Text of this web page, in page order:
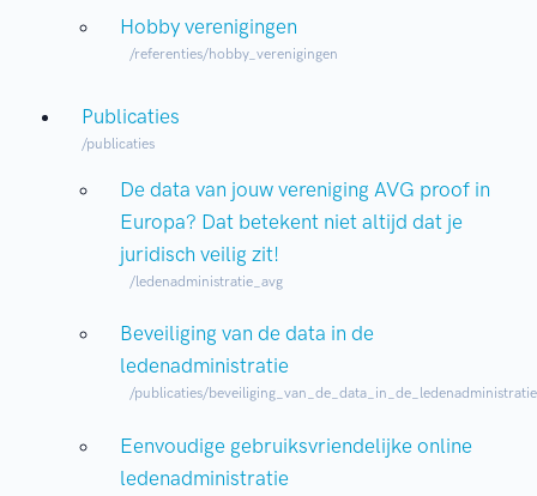
Hobby verenigingen
/referenties/hobby_verenigingen
Publicaties
/publicaties
De data van jouw vereniging AVG proof in
Europa? Dat betekent niet altijd dat je
juridisch veilig zit!
/ledenadministratie_avg
Beveiliging van de data in de
ledenadministratie
/publicaties/beveiliging_van_de_data_in_de_ledenadministratie
Eenvoudige gebruiksvriendelijke online
ledenadministratie